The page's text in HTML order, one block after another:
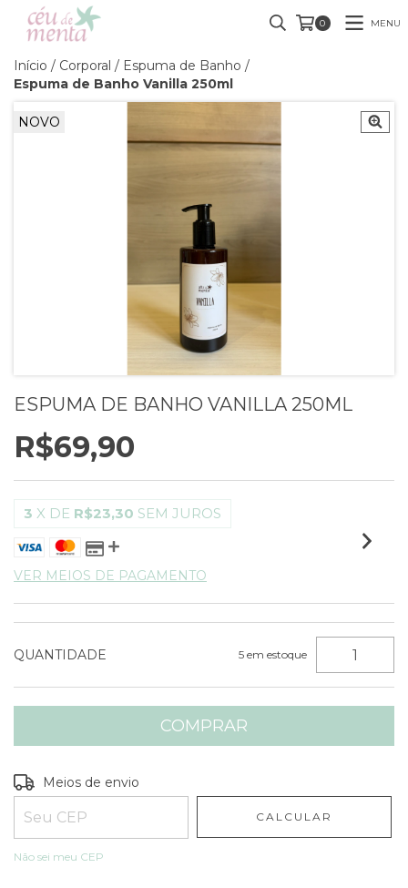
0 MENU
Início / Corporal / Espuma de Banho /
Espuma de Banho Vanilla 250ml
NOVO
ESPUMA DE BANHO VANILLA 250ML
R$69,90
3 X DE R$23,30 SEM JUROS
VER MEIOS DE PAGAMENTO
QUANTIDADE 5 em estoque
Entregas para o CEP:
Meios de envio
CALCULAR
Não sei meu CEP